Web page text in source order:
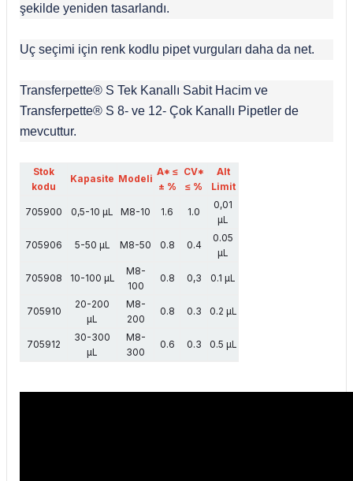
şekilde yeniden tasarlandı.
Uç seçimi için renk kodlu pipet vurguları daha da net.
Transferpette® S Tek Kanallı Sabit Hacim ve
Transferpette® S 8- ve 12- Çok Kanallı Pipetler de
mevcuttur.
Stok
kodu
Kapasite Modeli
A* ≤
± %
CV*
≤ %
Alt
Limit
705900 0,5-10 µL M8-10 1.6 1.0
0,01
µL
705906 5-50 µL M8-50 0.8 0.4
0.05
µL
705908 10-100 µL
M8-
100
0.8 0,3 0.1 µL
705910
20-200
µL
M8-
200
0.8 0.3 0.2 µL
705912
30-300
µL
M8-
300
0.6 0.3 0.5 µL